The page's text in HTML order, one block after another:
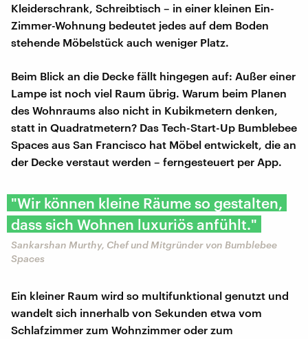
Kleiderschrank, Schreibtisch – in einer kleinen Ein-
Zimmer-Wohnung bedeutet jedes auf dem Boden
stehende Möbelstück auch weniger Platz.
Beim Blick an die Decke fällt hingegen auf: Außer einer
Lampe ist noch viel Raum übrig. Warum beim Planen
des Wohnraums also nicht in Kubikmetern denken,
statt in Quadratmetern? Das Tech-Start-Up Bumblebee
Spaces aus San Francisco hat Möbel entwickelt, die an
der Decke verstaut werden – ferngesteuert per App.
"Wir können kleine Räume so gestalten,
dass sich Wohnen luxuriös anfühlt."
Sankarshan Murthy, Chef und Mitgründer von Bumblebee
Spaces
Ein kleiner Raum wird so multifunktional genutzt und
wandelt sich innerhalb von Sekunden etwa vom
Schlafzimmer zum Wohnzimmer oder zum